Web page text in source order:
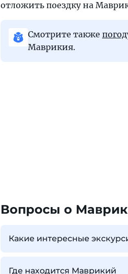
отложить поездку на
Смотрите также
Маврикия.
Вопросы о
Какие интересные
Где находится Маврикий